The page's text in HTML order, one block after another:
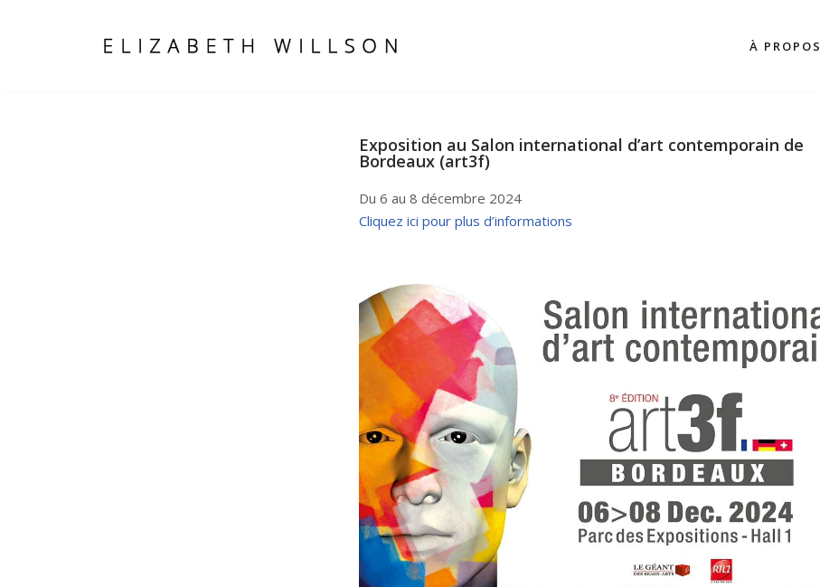
À PROPOS
Exposition au Salon international d’art contemporain de
Bordeaux (art3f)
Du 6 au 8 décembre 2024
Cliquez ici pour plus d’informations